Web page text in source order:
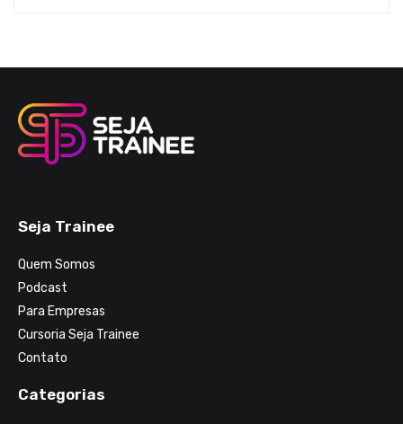
Seja Trainee
Quem Somos
Podcast
Para Empresas
Cursoria Seja Trainee
Contato
Categorias